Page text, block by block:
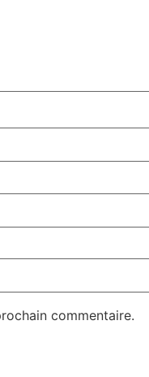
commentaire.